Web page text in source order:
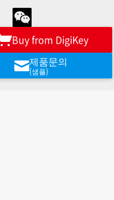
Buy from DigiKey
제품문의
(샘플)